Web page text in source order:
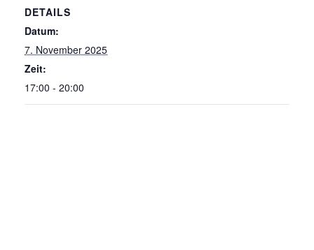
DETAILS
Datum:
7. November 2025
Zeit:
17:00 - 20:00